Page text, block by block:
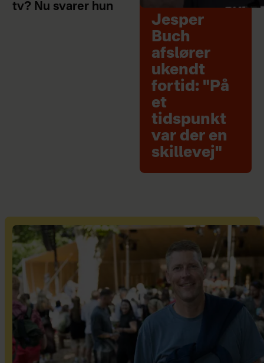
tv? Nu svarer hun
Jesper
Buch
afslører
ukendt
fortid: "På
et
tidspunkt
var der en
skillevej"